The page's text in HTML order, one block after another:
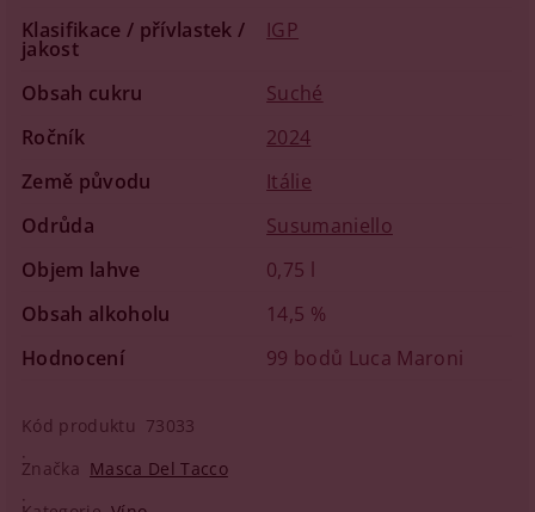
Klasifikace / přívlastek /
jakost
IGP
Obsah cukru
Suché
Ročník
2024
Země původu
Itálie
Odrůda
Susumaniello
Objem lahve
0,75 l
Obsah alkoholu
14,5 %
Hodnocení
99 bodů Luca Maroni
Kód produktu 73033
Značka Masca Del Tacco